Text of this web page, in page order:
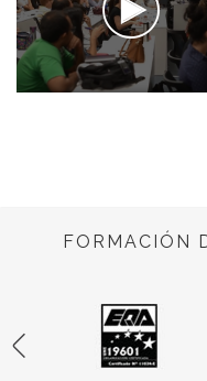
FORMACIÓN